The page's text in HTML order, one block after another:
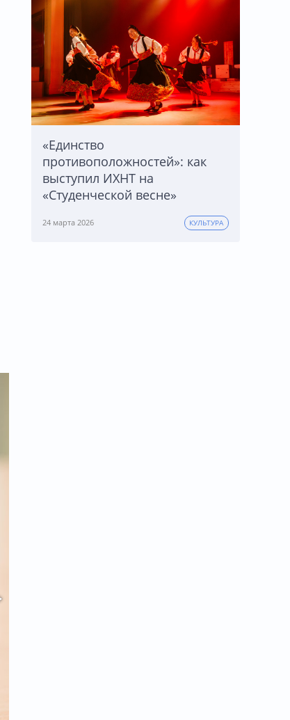
«Единство
противоположностей»: как
выступил ИХНТ на
«Студенческой весне»
24 марта 2026 КУЛЬТУРА